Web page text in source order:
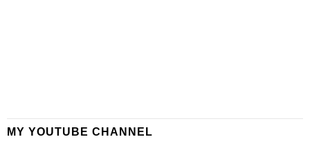
MY YOUTUBE CHANNEL